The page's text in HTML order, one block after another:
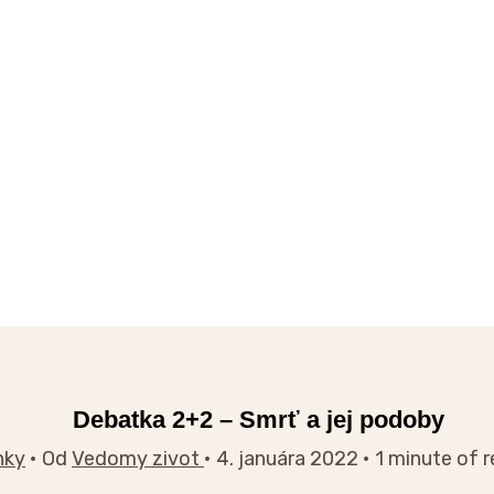
Debatka 2+2 – Smrť a jej podoby
• Od Vedomy zivot • 4. januára 2022 • 1 minute of